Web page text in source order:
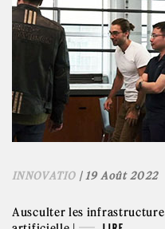
INNOVATIO | 19 Août 2022
Ausculter les